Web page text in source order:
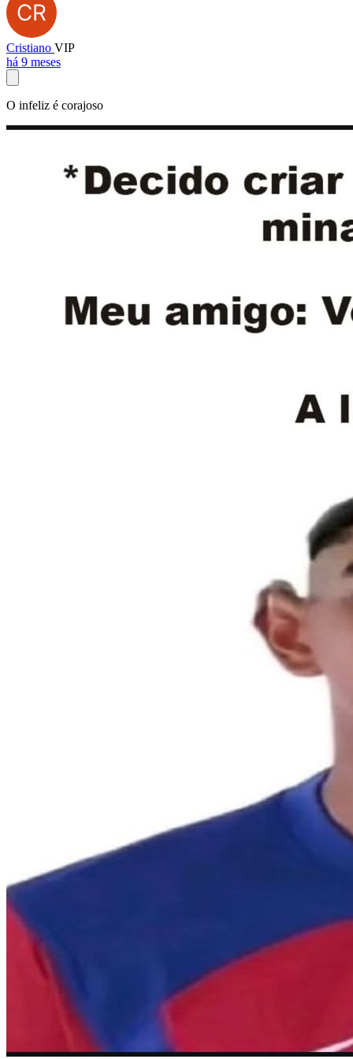
Cristiano VIP
há 9 meses
O infeliz é corajoso